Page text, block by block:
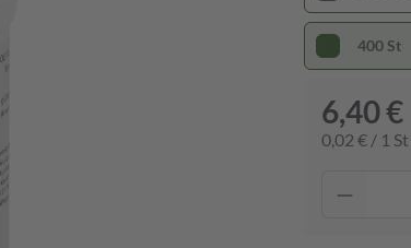
400 St
6,40 €
0,02 € / 1 St